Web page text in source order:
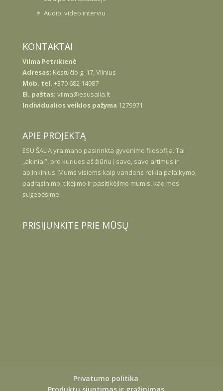
Audio, video interviu
KONTAKTAI
Vilma Petrikienė
Adresas: Kęstučio g. 17, Vilnius
Mob. tel. +370 682 14987
El. paštas: vilma@esusalia.lt
Individualios veiklos pažyma 1279971
APIE PROJEKTĄ
ESU ŠALIAyra mano pasirinkta gyvenimo filosofija. Tai
„akiniai”, pro kuriuos aš žiūriu į save, savo artimus ir
aplinkinius. Mums visiems kaip vandens reikia palaikymo,
padrąsinimo, tikėjimo ir pasitikėjimo mumis, kad mes
sugebėsime.
PRISIJUNKITE PRIE MŪSŲ
Privatumo politika
Produktų siuntimas ir grąžinimas